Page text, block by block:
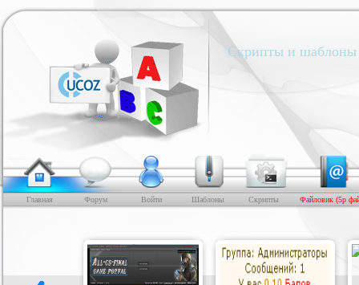
Скрипты и шаблоны
Главная Форум Войти Шаблоны Скрипты Файловик (5р